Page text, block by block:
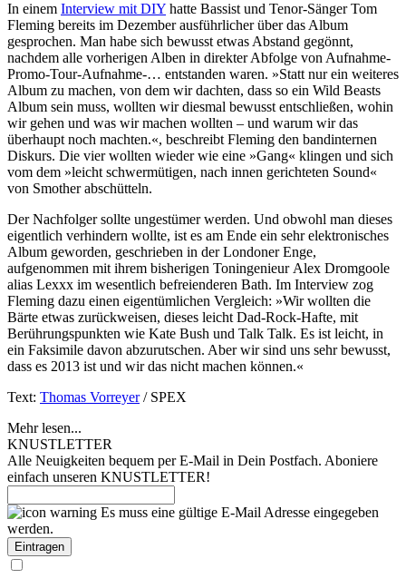
In einem Interview mit DIY hatte Bassist und Tenor-Sänger Tom
Fleming bereits im Dezember ausführlicher über das Album
gesprochen. Man habe sich bewusst etwas Abstand gegönnt,
nachdem alle vorherigen Alben in direkter Abfolge von Aufnahme-
Promo-Tour-Aufnahme-… entstanden waren. »Statt nur ein weiteres
Album zu machen, von dem wir dachten, dass so ein Wild Beasts
Album sein muss, wollten wir diesmal bewusst entschließen, wohin
wir gehen und was wir machen wollten – und warum wir das
überhaupt noch machten.«, beschreibt Fleming den bandinternen
Diskurs. Die vier wollten wieder wie eine »Gang« klingen und sich
vom dem »leicht schwermütigen, nach innen gerichteten Sound«
von Smother abschütteln.
Der Nachfolger sollte ungestümer werden. Und obwohl man dieses
eigentlich verhindern wollte, ist es am Ende ein sehr elektronisches
Album geworden, geschrieben in der Londoner Enge,
aufgenommen mit ihrem bisherigen Toningenieur Alex Dromgoole
alias Lexxx im wesentlich befreienderen Bath. Im Interview zog
Fleming dazu einen eigentümlichen Vergleich: »Wir wollten die
Bärte etwas zurückweisen, dieses leicht Dad-Rock-Hafte, mit
Berührungspunkten wie Kate Bush und Talk Talk. Es ist leicht, in
ein Faksimile davon abzurutschen. Aber wir sind uns sehr bewusst,
dass es 2013 ist und wir das nicht machen können.«
Text: Thomas Vorreyer/ SPEX
Mehr lesen...
KNUSTLETTER
Alle Neuigkeiten bequem per E-Mail in Dein Postfach. Aboniere
einfach unseren KNUSTLETTER!
Es muss eine gültige E-Mail Adresse eingegeben
werden.